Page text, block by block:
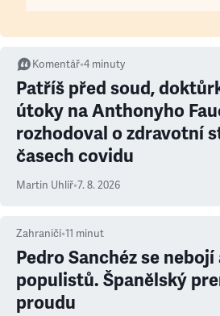
Komentář•4 minuty
Patříš před soud,
útoky na Anthonyho
rozhodoval o zdravotní
časech covidu
Martin Uhlíř•7. 8. 2026
Zahraničí•11 minut
Pedro Sanchéz se
populistů. Španělský
proudu